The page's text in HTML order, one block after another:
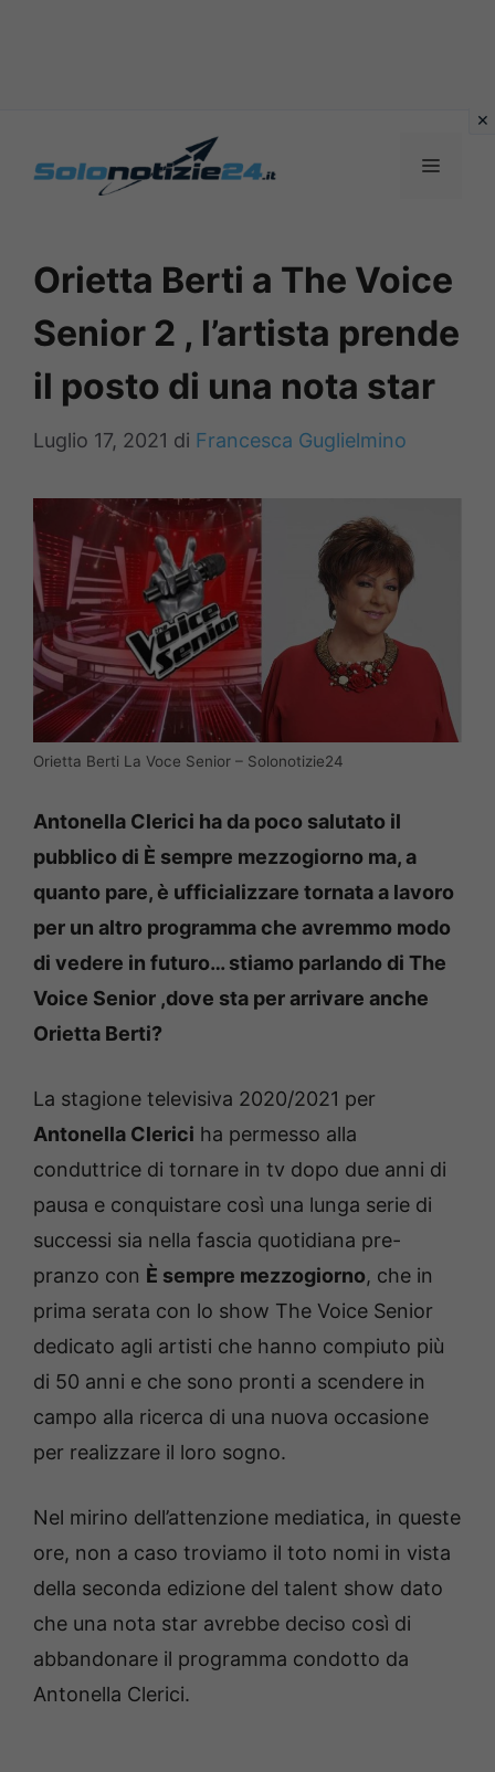
MENU
Orietta Berti a The Voice
Senior 2 , l’artista prende
il posto di una nota star
Luglio 17, 2021 di Francesca Guglielmino
Orietta Berti La Voce Senior – Solonotizie24
Antonella Clerici ha da poco salutato il
pubblico di È sempre mezzogiorno ma, a
quanto pare, è ufficializzare tornata a lavoro
per un altro programma che avremmo modo
di vedere in futuro… stiamo parlando di The
Voice Senior ,dove sta per arrivare anche
Orietta Berti?
La stagione televisiva 2020/2021 per
Antonella Clerici ha permesso alla
conduttrice di tornare in tv dopo due anni di
pausa e conquistare così una lunga serie di
successi sia nella fascia quotidiana pre-
pranzo con È sempre mezzogiorno, che in
prima serata con lo show The Voice Senior
dedicato agli artisti che hanno compiuto più
di 50 anni e che sono pronti a scendere in
campo alla ricerca di una nuova occasione
per realizzare il loro sogno.
Nel mirino dell’attenzione mediatica, in queste
ore, non a caso troviamo il toto nomi in vista
della seconda edizione del talent show dato
che una nota star avrebbe deciso così di
abbandonare il programma condotto da
Antonella Clerici.